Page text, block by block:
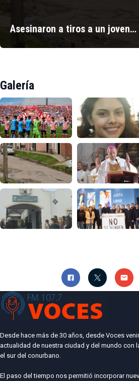
Asesinaron a tiros a un joven…
Galería
Desde hace más de 30 años, desde Voces
actualidad de nuestra ciudad y del mundo con
el sur del conurbano.
El paso del tiempo nos permitió incorporar